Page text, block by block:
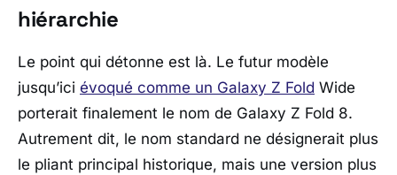
hiérarchie
Le point qui détonne est là. Le futur modèle
jusqu’ici évoqué comme un Galaxy Z Fold Wide
porterait finalement le nom de Galaxy Z Fold 8.
Autrement dit, le nom standard ne désignerait plus
le pliant principal historique, mais une version plus